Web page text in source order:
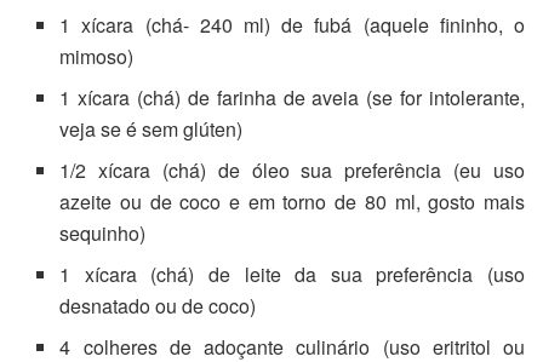
1 xícara (chá- 240 ml) de fubá (aquele fininho, o
mimoso)
1 xícara (chá) de farinha de aveia (se for intolerante,
veja se é sem glúten)
1/2 xícara (chá) de óleo sua preferência (eu uso
azeite ou de coco e em torno de 80 ml, gosto mais
sequinho)
1 xícara (chá) de leite da sua preferência (uso
desnatado ou de coco)
4 colheres de adoçante culinário (uso eritritol ou